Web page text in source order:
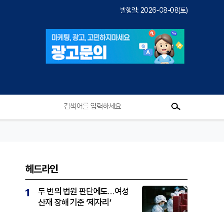
발행일: 2026-08-08(토)
헤드라인
1
두 번의 법원 판단에도…여성
산재 장해 기준 ‘제자리’